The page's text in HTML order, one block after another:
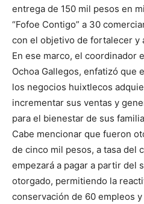
entrega de 150 mil pesos en
“Fofoe Contigo” a 30
con el objetivo de fortalecer y
En ese marco, el coordinador
Ochoa Gallegos, enfatizó que
los negocios huixtlecos
incrementar sus ventas y
para el bienestar de sus
Cabe mencionar que fueron
de cinco mil pesos, a tasa del
empezará a pagar a partir del
otorgado, permitiendo la
conservación de 60 empleos